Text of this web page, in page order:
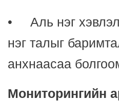
• Аль нэг хэвлэл
нэг талыг
анхнаасаа
Мониторингийн